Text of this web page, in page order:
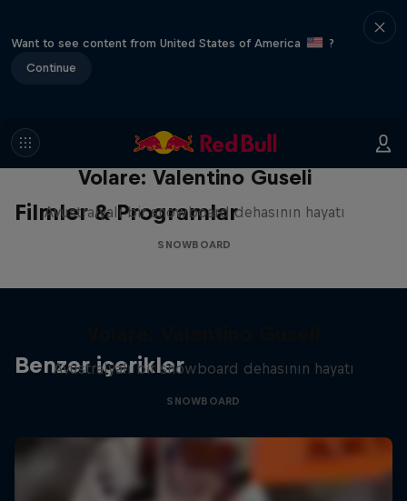
Want to see content from United States of America
?
Continue
Filmler & Programlar
Volare: Valentino Guseli
Avustralyalı bir snowboard dehasının hayatı
SNOWBOARD
Benzer içerikler
Avustralyalı bir snowboard dehasının hayatı
SNOWBOARD